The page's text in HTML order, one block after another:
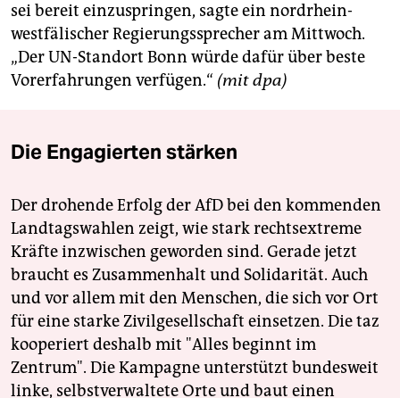
sei bereit einzuspringen, sagte ein nordrhein-
westfälischer Regierungssprecher am Mittwoch.
„Der UN-Standort Bonn würde dafür über beste
Vorerfahrungen verfügen.“ (mit dpa)
Die Engagierten stärken
Der drohende Erfolg der AfD bei den kommenden
Landtagswahlen zeigt, wie stark rechtsextreme
Kräfte inzwischen geworden sind. Gerade jetzt
braucht es Zusammenhalt und Solidarität. Auch
und vor allem mit den Menschen, die sich vor Ort
für eine starke Zivilgesellschaft einsetzen. Die taz
kooperiert deshalb mit "Alles beginnt im
Zentrum". Die Kampagne unterstützt bundesweit
linke, selbstverwaltete Orte und baut einen